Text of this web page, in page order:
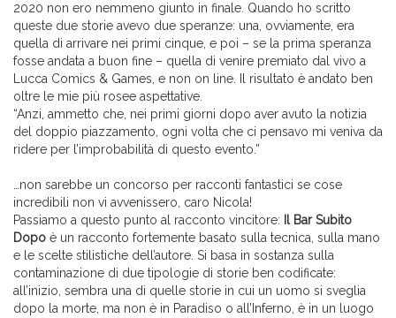
2020 non ero nemmeno giunto in finale. Quando ho scritto
queste due storie avevo due speranze: una, ovviamente, era
quella di arrivare nei primi cinque, e poi – se la prima speranza
fosse andata a buon fine – quella di venire premiato dal vivo a
Lucca Comics & Games, e non on line. Il risultato è andato ben
oltre le mie più rosee aspettative.
“Anzi, ammetto che, nei primi giorni dopo aver avuto la notizia
del doppio piazzamento, ogni volta che ci pensavo mi veniva da
ridere per l’improbabilità di questo evento.”
…non sarebbe un concorso per racconti fantastici se cose
incredibili non vi avvenissero, caro Nicola!
Passiamo a questo punto al racconto vincitore:
Il Bar Subito
Dopo è un racconto fortemente basato sulla tecnica, sulla mano
e le scelte stilistiche dell’autore. Si basa in sostanza sulla
contaminazione di due tipologie di storie ben codificate:
all’inizio, sembra una di quelle storie in cui un uomo si sveglia
dopo la morte, ma non è in Paradiso o all’Inferno, è in un luogo